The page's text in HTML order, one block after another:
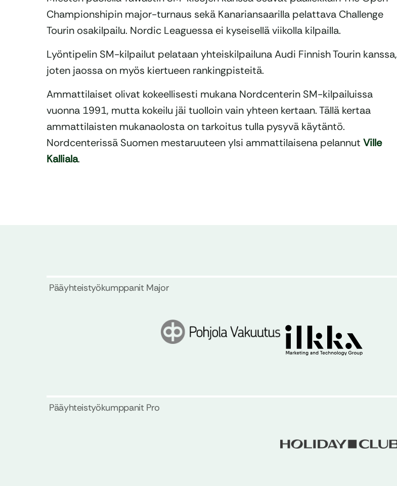
Championshipin major-turnaus sekä Kanariansaarilla pelattava Challenge
Tourin osakilpailu. Nordic Leaguessa ei kyseisellä viikolla kilpailla.
Lyöntipelin SM-kilpailut pelataan yhteiskilpailuna Audi Finnish Tourin kanssa,
joten jaossa on myös kiertueen rankingpisteitä.
Ammattilaiset olivat kokeellisesti mukana Nordcenterin SM-kilpailuissa
vuonna 1991, mutta kokeilu jäi tuolloin vain yhteen kertaan. Tällä kertaa
ammattilaisten mukanaolosta on tarkoitus tulla pysyvä käytäntö.
Nordcenterissä Suomen mestaruuteen ylsi ammattilaisena pelannut Ville
Kalliala.
Pääyhteistyökumppanit Major
Pääyhteistyökumppanit Pro